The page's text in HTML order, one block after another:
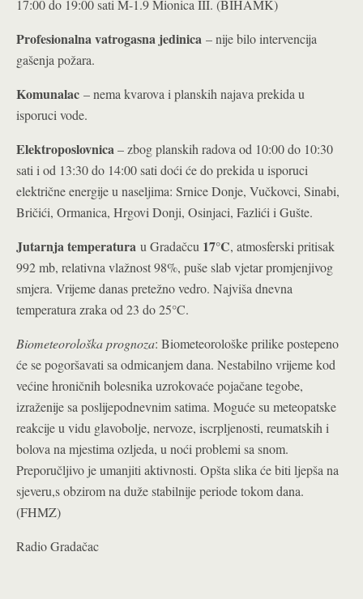
17:00 do 19:00 sati M-1.9 Mionica III. (BIHAMK)
Profesionalna vatrogasna jedinica – nije bilo intervencija
gašenja požara.
Komunalac – nema kvarova i planskih najava prekida u
isporuci vode.
Elektroposlovnica– zbog planskih radova od 10:00 do 10:30
sati i od 13:30 do 14:00 sati doći će do prekida u isporuci
električne energije u naseljima: Srnice Donje, Vučkovci, Sinabi,
Bričići, Ormanica, Hrgovi Donji, Osinjaci, Fazlići i Gušte.
Jutarnja temperatura u Gradačcu 17°C, atmosferski pritisak
992 mb, relativna vlažnost 98%, puše slab vjetar promjenjivog
smjera. Vrijeme danas pretežno vedro. Najviša dnevna
temperatura zraka od 23 do 25°C.
Biometeorološka prognoza: Biometeorološke prilike postepeno
će se pogoršavati sa odmicanjem dana. Nestabilno vrijeme kod
većine hroničnih bolesnika uzrokovaće pojačane tegobe,
izraženije sa poslijepodnevnim satima. Moguće su meteopatske
reakcije u vidu glavobolje, nervoze, iscrpljenosti, reumatskih i
bolova na mjestima ozljeda, u noći problemi sa snom.
Preporučljivo je umanjiti aktivnosti. Opšta slika će biti ljepša na
sjeveru,s obzirom na duže stabilnije periode tokom dana.
(FHMZ)
Radio Gradačac